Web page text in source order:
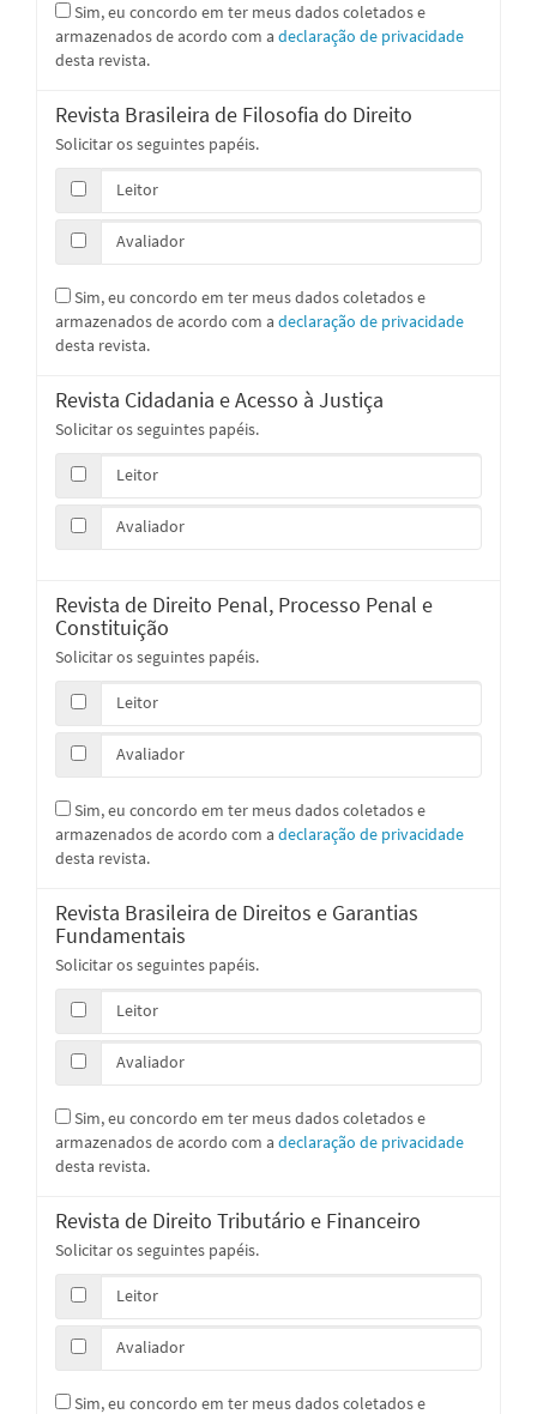
armazenados de acordo com a declaração de privacidade
desta revista.
Revista Brasileira de Filosofia do Direito
Solicitar os seguintes papéis.
Leitor
Avaliador
armazenados de acordo com a declaração de privacidade
desta revista.
Revista Cidadania e Acesso à Justiça
Solicitar os seguintes papéis.
Leitor
Avaliador
Revista de Direito Penal, Processo Penal e
Constituição
Solicitar os seguintes papéis.
Leitor
Avaliador
armazenados de acordo com a declaração de privacidade
desta revista.
Revista Brasileira de Direitos e Garantias
Fundamentais
Solicitar os seguintes papéis.
Leitor
Avaliador
armazenados de acordo com a declaração de privacidade
desta revista.
Revista de Direito Tributário e Financeiro
Solicitar os seguintes papéis.
Leitor
Avaliador